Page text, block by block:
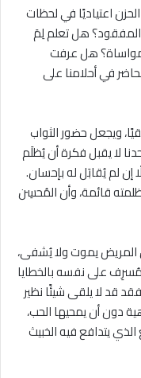
اعتياديًا في لحظات
هل تعلم لِمَ
هل عرفت
في أحلامنا على
ويجعل حضور الثواب
لا يقبل فكرة أن يُظلَم
إن لم يُقابَل له بإحسان.
قائمة، وأن المُحسِن
المريض يموت ولا يُشفى،
على نفسه بالخطايا
قد لا يلقى شيئًا نظير
دون أن يمحيها الحب،
يتدافع فيه الخبيث